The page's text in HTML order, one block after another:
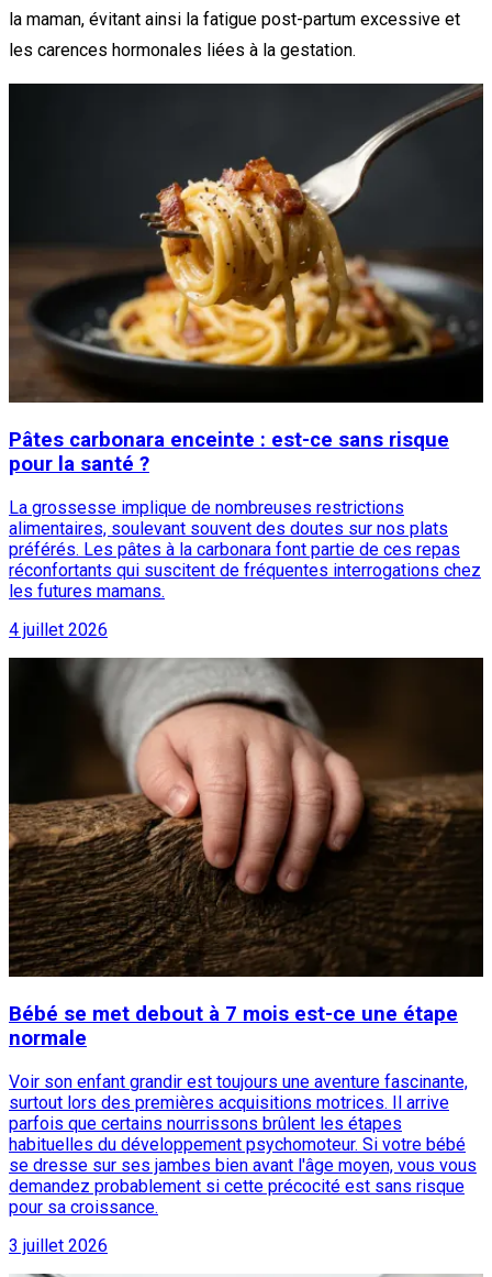
la maman, évitant ainsi la fatigue post-partum excessive et
les carences hormonales liées à la gestation.
Pâtes carbonara enceinte : est-ce sans risque
pour la santé ?
La grossesse implique de nombreuses restrictions
alimentaires, soulevant souvent des doutes sur nos plats
préférés. Les pâtes à la carbonara font partie de ces repas
réconfortants qui suscitent de fréquentes interrogations chez
les futures mamans.
4 juillet 2026
Bébé se met debout à 7 mois est-ce une étape
normale
Voir son enfant grandir est toujours une aventure fascinante,
surtout lors des premières acquisitions motrices. Il arrive
parfois que certains nourrissons brûlent les étapes
habituelles du développement psychomoteur. Si votre bébé
se dresse sur ses jambes bien avant l'âge moyen, vous vous
demandez probablement si cette précocité est sans risque
pour sa croissance.
3 juillet 2026